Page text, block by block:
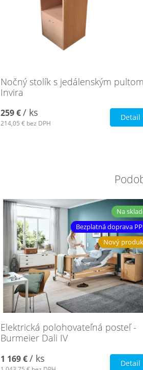
Nočný stolík s jedálenským
Invira
259 € / ks
214,05 € bez DPH
Detail
Na
Bezplatná doprava
Nový
Elektrická polohovateľná posteľ -
Burmeier Dali IV
1 169 € / ks Detail